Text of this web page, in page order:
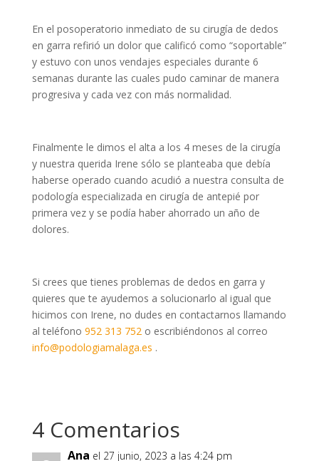
En el posoperatorio inmediato de su cirugía de dedos
en garra refirió un dolor que calificó como “soportable”
y estuvo con unos vendajes especiales durante 6
semanas durante las cuales pudo caminar de manera
progresiva y cada vez con más normalidad.
Finalmente le dimos el alta a los 4 meses de la cirugía
y nuestra querida Irene sólo se planteaba que debía
haberse operado cuando acudió a nuestra consulta de
podología especializada en cirugía de antepié por
primera vez y se podía haber ahorrado un año de
dolores.
Si crees que tienes problemas de dedos en garra y
quieres que te ayudemos a solucionarlo al igual que
hicimos con Irene, no dudes en contactarnos llamando
al teléfono 952 313 752 o escribiéndonos al correo
info@podologiamalaga.es .
4 Comentarios
Ana el 27 junio, 2023 a las 4:24 pm